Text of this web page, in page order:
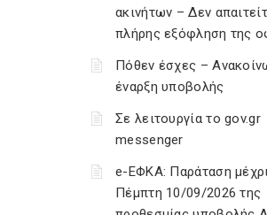
ακινήτων – Δεν
πλήρης εξόφληση της
Πόθεν έσχες –
έναρξη υποβολής
Σε λειτουργία το gov.gr
messenger
e-ΕΦΚΑ: Παράταση
Πέμπτη 10/09/2026 της